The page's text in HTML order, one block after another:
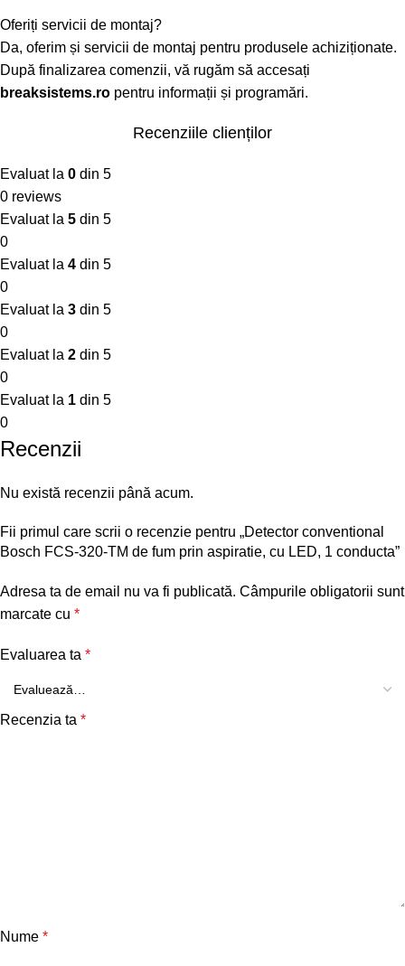
Oferiți servicii de montaj?
Da, oferim și servicii de montaj pentru produsele achiziționate.
După finalizarea comenzii, vă rugăm să accesați
breaksistems.ro pentru informații și programări.
Recenziile clienților
Evaluat la 0 din 5
0 reviews
Evaluat la 5 din 5
0
Evaluat la 4 din 5
0
Evaluat la 3 din 5
0
Evaluat la 2 din 5
0
Evaluat la 1 din 5
0
Recenzii
Nu există recenzii până acum.
Fii primul care scrii o recenzie pentru „Detector conventional
Bosch FCS-320-TM de fum prin aspiratie, cu LED, 1 conducta”
Adresa ta de email nu va fi publicată. Câmpurile obligatorii sunt
marcate cu *
Evaluarea ta *
Recenzia ta *
Nume *